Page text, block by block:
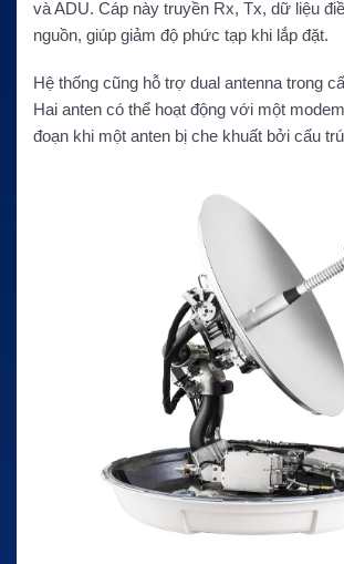
và ADU. Cáp này truyền Rx, Tx, dữ liệu
nguồn, giúp giảm độ phức tạp khi lắp đặt.
Hệ thống cũng hỗ trợ dual antenna trong
Hai anten có thể hoạt động với một
đoạn khi một anten bị che khuất bởi cấu